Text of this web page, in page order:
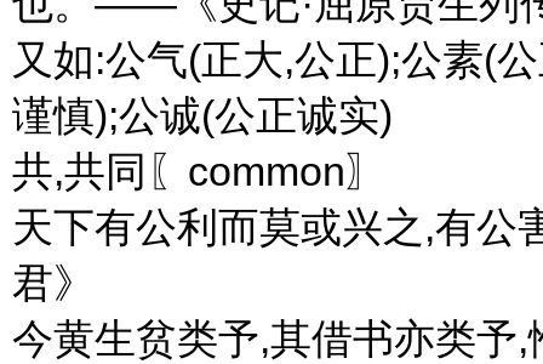
又如:公气(正大,公正);公素(
谨慎);公诚(公正诚实)
共,共同〖common〗
天下有公利而莫或兴之,有
君》
今黄生贫类予,其借书亦类予